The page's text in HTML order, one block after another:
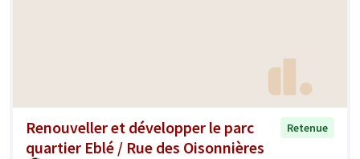
Renouveller et développer le parc
quartier Eblé / Rue des Oisonnières
Retenue